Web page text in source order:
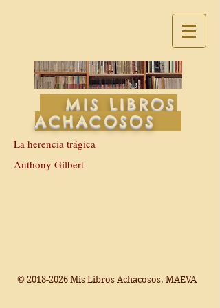
MIS LIBROS
ACHACOSOS
La herencia trágica
Anthony Gilbert
© 2018-2026 Mis Libros Achacosos. MAEVA